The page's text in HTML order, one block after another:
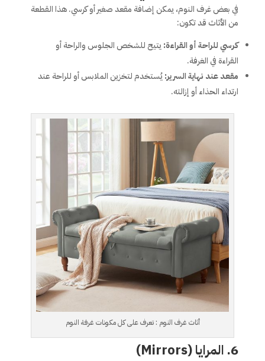
في بعض غرف النوم، يمكن إضافة مقعد صغير أو كرسي. هذا القطعة
من الأثاث قد تكون:
كرسي للراحة أو القراءة: يتيح للشخص الجلوس والراحة أو
القراءة في الغرفة.
مقعد عند نهاية السرير:يُستخدم لتخزين الملابس أو للراحة عند
ارتداء الحذاء أو إزالته.
أثاث غرف النوم : تعرف على كل مكونات غرفة النوم
6. المرايا (Mirrors)